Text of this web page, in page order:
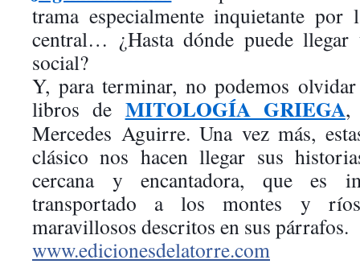
trama especialmente inquietante por
central… ¿Hasta dónde puede
social?
Y, para terminar, no podemos
libros de MITOLOGÍA GRIEGA,
Mercedes Aguirre. Una vez más,
clásico nos hacen llegar sus
cercana y encantadora, que es
transportado a los montes y
maravillosos descritos en sus párrafos.
www.edicionesdelatorre.com